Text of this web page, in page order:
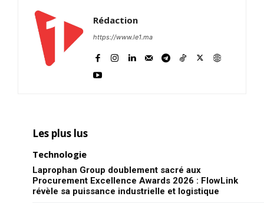
Rédaction
https://www.le1.ma
Les plus lus
Technologie
Laprophan Group doublement sacré aux
Procurement Excellence Awards 2026 : FlowLink
révèle sa puissance industrielle et logistique